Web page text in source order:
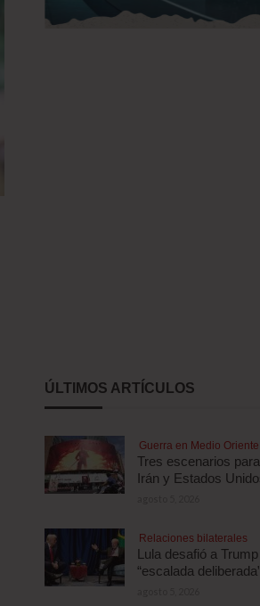
ÚLTIMOS ARTÍCULOS
Guerra en Medio Oriente
Tres escenarios
Irán y Estados
Relaciones bilaterales
Lula desafió a
“escalada